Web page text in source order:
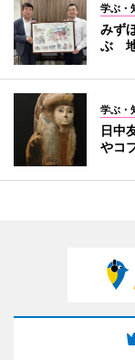
学ぶ・
みず
ぶ 地
学ぶ・
日中
やコ